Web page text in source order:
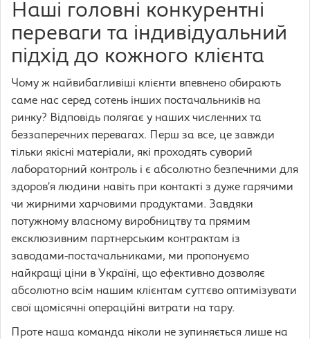
Наші головні конкурентні
переваги та індивідуальний
підхід до кожного клієнта
Чому ж найвибагливіші клієнти впевнено обирають
саме нас серед сотень інших постачальників на
ринку? Відповідь полягає у наших численних та
беззаперечних перевагах. Перш за все, це завжди
тільки якісні матеріали, які проходять суворий
лабораторний контроль і є абсолютно безпечними для
здоров’я людини навіть при контакті з дуже гарячими
чи жирними харчовими продуктами. Завдяки
потужному власному виробництву та прямим
ексклюзивним партнерським контрактам із
заводами-постачальниками, ми пропонуємо
найкращі ціни в Україні, що ефективно дозволяє
абсолютно всім нашим клієнтам суттєво оптимізувати
свої щомісячні операційні витрати на тару.
Проте наша команда ніколи не зупиняється лише на